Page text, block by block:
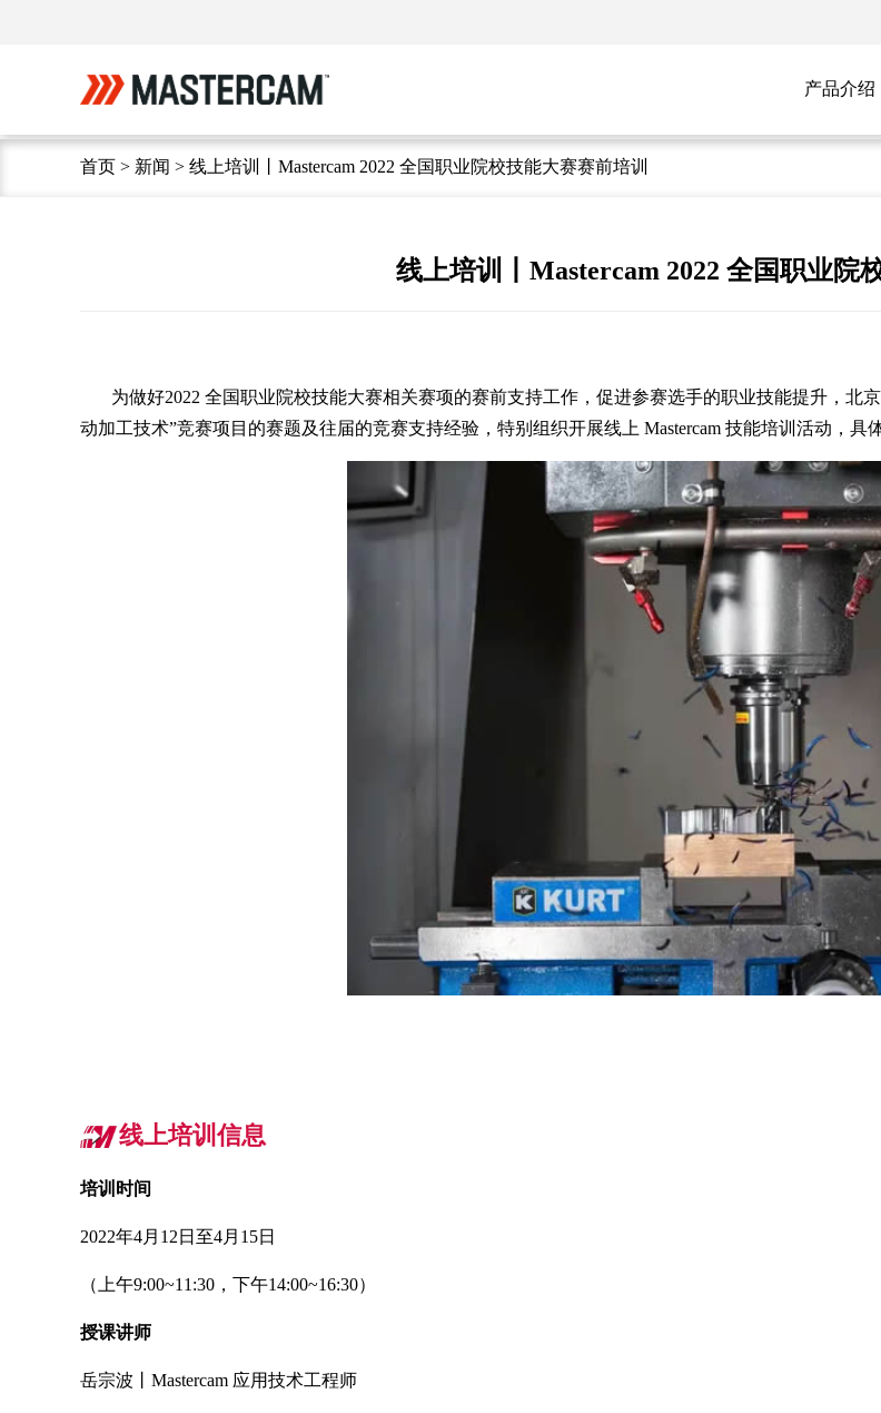
产品介绍
首页 > 新闻 > 线上培训丨Mastercam 2022 全国职业院校技能大赛赛前培训
线上培训丨Mastercam 2022 全国职业院
为做好2022 全国职业院校技能大赛相关赛项的赛前支持工作，促进参赛选手的职业技能提升，北
动加工技术”竞赛项目的赛题及往届的竞赛支持经验，特别组织开展线上 Mastercam 技能培训活动，具
线上培训信息
培训时间
2022年4月12日至4月15日
（上午9:00~11:30，下午14:00~16:30）
授课讲师
岳宗波丨Mastercam 应用技术工程师